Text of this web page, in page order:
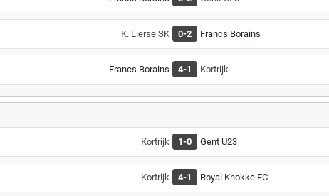
K. Lierse SK 0-2 Francs Borains
Francs Borains 4-1 Kortrijk
Kortrijk 1-0 Gent U23
Kortrijk 4-1 Royal Knokke FC